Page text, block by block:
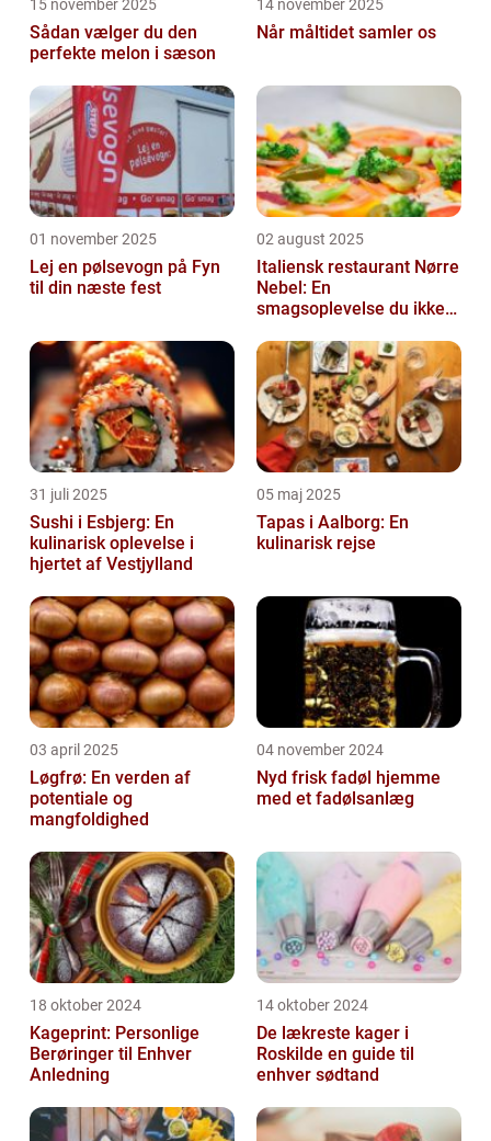
15 november 2025
Sådan vælger du den
perfekte melon i sæson
14 november 2025
Når måltidet samler os
01 november 2025
Lej en pølsevogn på Fyn
til din næste fest
02 august 2025
Italiensk restaurant Nørre
Nebel: En
smagsoplevelse du ikke
31 juli 2025
Sushi i Esbjerg: En
kulinarisk oplevelse i
hjertet af Vestjylland
05 maj 2025
Tapas i Aalborg: En
kulinarisk rejse
03 april 2025
Løgfrø: En verden af
potentiale og
mangfoldighed
04 november 2024
Nyd frisk fadøl hjemme
med et fadølsanlæg
18 oktober 2024
Kageprint: Personlige
Berøringer til Enhver
Anledning
14 oktober 2024
De lækreste kager i
Roskilde en guide til
enhver sødtand